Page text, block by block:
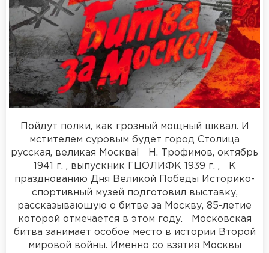
Пойдут полки, как грозный мощный шквал. И
мстителем суровым будет город Столица
русская, великая Москва! Н. Трофимов, октябрь
1941 г. , выпускник ГЦОЛИФК 1939 г. , К
празднованию Дня Великой Победы Историко-
спортивный музей подготовил выставку,
рассказывающую о битве за Москву, 85-летие
которой отмечается в этом году. Московская
битва занимает особое место в истории Второй
мировой войны. Именно со взятия Москвы